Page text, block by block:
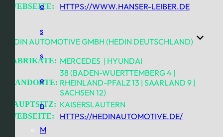
e
s
s
e
n
M
WEBSEITE: HTTPS://WWW.HANSER-LEIBER.DE
HEDIN AUTOMOTIVE GMBH (HEDIN DEUTSCHLAND)
FABRIKATE: MERCEDES | HYUNDAI
STANDORTE:
38 (BADEN-WUERTTEMBERG 4 |
RHEINLAND-PFALZ 13 | SAARLAND 9 |
SACHSEN 12)
HAUPTSITZ: KAISERSLAUTERN
WEBSEITE: HTTPS://HEDINAUTOMOTIVE.DE/